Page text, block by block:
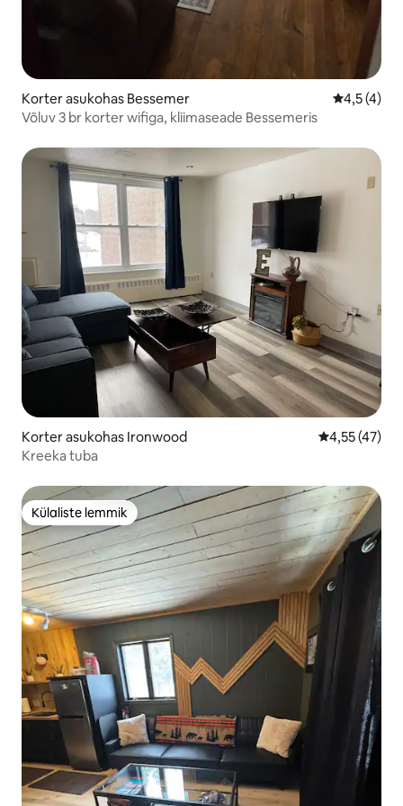
Korter asukohas Bessemer Keskmine
4,5 (4)
Võluv 3 br korter wifiga, kliimaseade Bessemeris
Korter asukohas Ironwood Keskmine
4,55 (47)
Kreeka tuba
Külaliste lemmik
Külaliste lemmik